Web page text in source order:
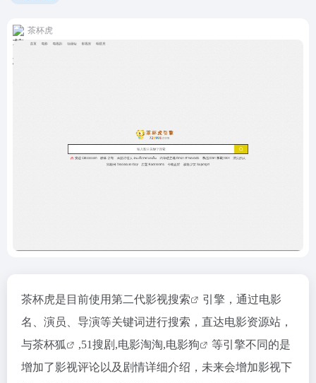
茶杯虎
茶杯虎是目前使用第二代影视搜索
引擎，通过电影
名、演员、导演等关键词进行搜索，直达电影资源站，
与茶杯狐 ,51搜剧,电影淘淘,电影狗
等引擎不同的是
增加了影视评论以及剧情详细介绍，未来会增加影视下